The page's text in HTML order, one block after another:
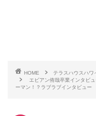
HOME
テラスハウスハワ
エビアン侑哉卒業インタビ
ーマン！？ラブラブインタビュー